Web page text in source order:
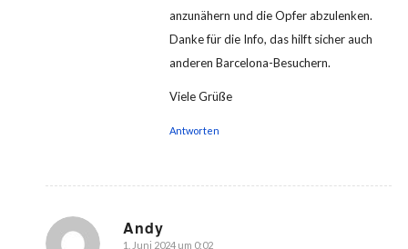
anzunähern und die Opfer abzulenken.
Danke für die Info, das hilft sicher auch
anderen Barcelona-Besuchern.
Viele Grüße
Antworten
Andy
1. Juni 2024 um 0:02